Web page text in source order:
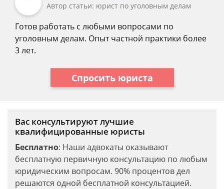
Автор статьи: юрист по уголовным делам
Готов работать с любыми вопросами по
уголовным делам. Опыт частной практики более
3 лет.
Спросить юриста
Вас консультируют лучшие
квалифицированные юристы
Бесплатно: Наши адвокаты оказывают
бесплатную первичную консультацию по любым
юридическим вопросам. 90% процентов дел
решаются одной бесплатной консультацией.